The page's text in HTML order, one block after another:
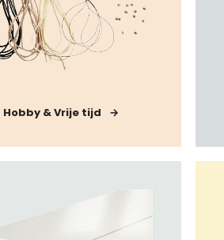
Hobby & Vrije tijd